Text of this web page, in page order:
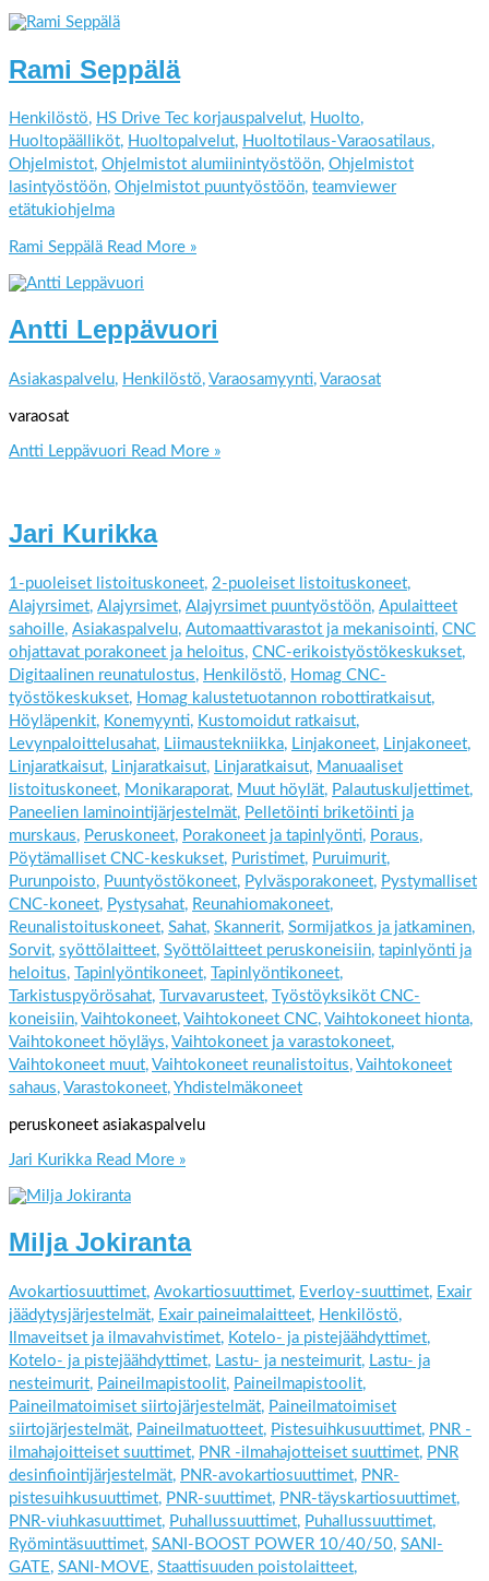
Rami Seppälä
Henkilöstö, HS Drive Tec korjauspalvelut, Huolto,
Huoltopäälliköt, Huoltopalvelut, Huoltotilaus-Varaosatilaus,
Ohjelmistot, Ohjelmistot alumiinintyöstöön, Ohjelmistot
lasintyöstöön, Ohjelmistot puuntyöstöön, teamviewer
etätukiohjelma
Rami Seppälä Read More »
Antti Leppävuori
Asiakaspalvelu, Henkilöstö, Varaosamyynti, Varaosat
varaosat
Antti Leppävuori Read More »
Jari Kurikka
1-puoleiset listoituskoneet, 2-puoleiset listoituskoneet,
Alajyrsimet, Alajyrsimet, Alajyrsimet puuntyöstöön, Apulaitteet
sahoille, Asiakaspalvelu, Automaattivarastot ja mekanisointi, CNC
ohjattavat porakoneet ja heloitus, CNC-erikoistyöstökeskukset,
Digitaalinen reunatulostus, Henkilöstö, Homag CNC-
työstökeskukset, Homag kalustetuotannon robottiratkaisut,
Höyläpenkit, Konemyynti, Kustomoidut ratkaisut,
Levynpaloittelusahat, Liimaustekniikka, Linjakoneet, Linjakoneet,
Linjaratkaisut, Linjaratkaisut, Linjaratkaisut, Manuaaliset
listoituskoneet, Monikaraporat, Muut höylät, Palautuskuljettimet,
Paneelien laminointijärjestelmät, Pelletöinti briketöinti ja
murskaus, Peruskoneet, Porakoneet ja tapinlyönti, Poraus,
Pöytämalliset CNC-keskukset, Puristimet, Puruimurit,
Purunpoisto, Puuntyöstökoneet, Pylväsporakoneet, Pystymalliset
CNC-koneet, Pystysahat, Reunahiomakoneet,
Reunalistoituskoneet, Sahat, Skannerit, Sormijatkos ja jatkaminen,
Sorvit, syöttölaitteet, Syöttölaitteet peruskoneisiin, tapinlyönti ja
heloitus, Tapinlyöntikoneet, Tapinlyöntikoneet,
Tarkistuspyörösahat, Turvavarusteet,
Työstöyksiköt CNC-
koneisiin, Vaihtokoneet, Vaihtokoneet CNC, Vaihtokoneet hionta,
Vaihtokoneet höyläys, Vaihtokoneet ja varastokoneet,
Vaihtokoneet muut, Vaihtokoneet reunalistoitus, Vaihtokoneet
sahaus, Varastokoneet, Yhdistelmäkoneet
peruskoneet asiakaspalvelu
Jari Kurikka Read More »
Milja Jokiranta
Avokartiosuuttimet, Avokartiosuuttimet, Everloy-suuttimet, Exair
jäädytysjärjestelmät, Exair paineimalaitteet, Henkilöstö,
Ilmaveitset ja ilmavahvistimet, Kotelo- ja pistejäähdyttimet,
Kotelo- ja pistejäähdyttimet, Lastu- ja nesteimurit, Lastu- ja
nesteimurit, Paineilmapistoolit, Paineilmapistoolit,
Paineilmatoimiset siirtojärjestelmät, Paineilmatoimiset
siirtojärjestelmät, Paineilmatuotteet, Pistesuihkusuuttimet, PNR -
ilmahajoitteiset suuttimet, PNR -ilmahajotteiset suuttimet, PNR
desinfiointijärjestelmät, PNR-avokartiosuuttimet, PNR-
pistesuihkusuuttimet, PNR-suuttimet, PNR-täyskartiosuuttimet,
PNR-viuhkasuuttimet, Puhallussuuttimet, Puhallussuuttimet,
Ryömintäsuuttimet, SANI-BOOST POWER 10/40/50, SANI-
GATE, SANI-MOVE, Staattisuuden poistolaitteet,